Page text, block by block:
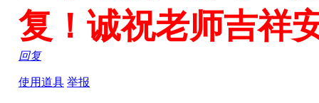
复！诚祝老师吉祥
回复
使用道具 举报